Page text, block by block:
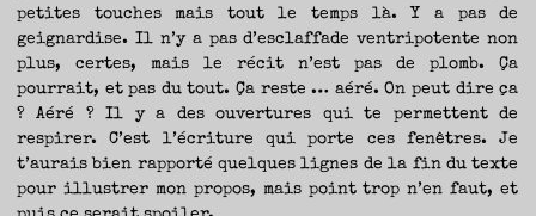
petites touches mais tout le temps là. Y a pas de
geignardise. Il n’y a pas d’esclaffade ventripotente non
plus, certes, mais le récit n’est pas de plomb. Ça
pourrait, et pas du tout. Ça reste … aéré. On peut dire ça
? Aéré ? Il y a des ouvertures qui te permettent de
respirer. C’est l’écriture qui porte ces fenêtres. Je
t’aurais bien rapporté quelques lignes de la fin du texte
pour illustrer mon propos, mais point trop n’en faut, et